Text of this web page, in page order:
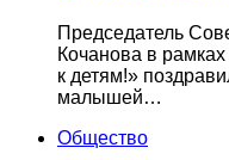
Председатель
Кочанова в
к детям!»
малышей…
Общество